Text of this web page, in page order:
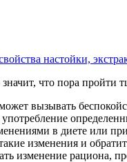
настойки,
что пора пройти
вызывать
в диете или
изменения и
изменение рациона,